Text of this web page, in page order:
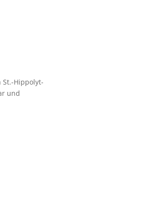
Hippolyt-
und